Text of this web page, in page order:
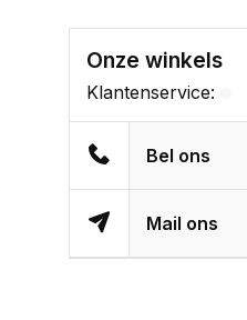
Onze winkels
Klantenservice:
Bel ons
Mail ons